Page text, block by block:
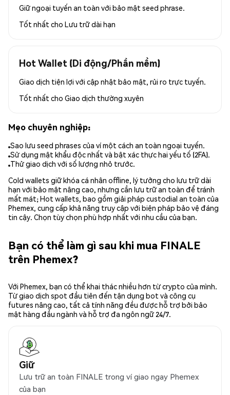
Giữ ngoại tuyến an toàn với bảo mật seed phrase.
Tốt nhất cho Lưu trữ dài hạn
Hot Wallet (Di động/Phần mềm)
Giao dịch tiện lợi với cập nhật bảo mật, rủi ro trực tuyến.
Tốt nhất cho Giao dịch thường xuyên
Mẹo chuyên nghiệp:
Sao lưu seed phrases của ví một cách an toàn ngoại tuyến.
Sử dụng mật khẩu độc nhất và bật xác thực hai yếu tố (2FA).
Thử giao dịch với số lượng nhỏ trước.
Cold wallets giữ khóa cá nhân offline, lý tưởng cho lưu trữ dài
hạn với bảo mật nâng cao, nhưng cần lưu trữ an toàn để tránh
mất mát; Hot wallets, bao gồm giải pháp custodial an toàn của
Phemex, cung cấp khả năng truy cập với biện pháp bảo vệ đáng
tin cậy. Chọn tùy chọn phù hợp nhất với nhu cầu của bạn.
Bạn có thể làm gì sau khi mua FINALE
trên Phemex?
Với Phemex, bạn có thể khai thác nhiều hơn từ crypto của mình.
Từ giao dịch spot đầu tiên đến tận dụng bot và công cụ
futures nâng cao, tất cả tính năng đều được hỗ trợ bởi bảo
mật hàng đầu ngành và hỗ trợ đa ngôn ngữ 24/7.
Giữ
Lưu trữ an toàn FINALE trong ví giao ngay Phemex
của bạn